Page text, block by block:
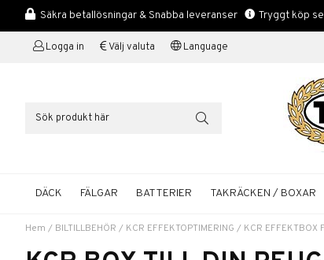
Säkra betallösningar & Snabba leveranser Tryggt köp
Logga in Välj valuta Language
DÄCK FÄLGAR BATTERIER TAKRÄCKEN / BOXAR
Hem / BILTILLBEHÖR / KCR EFFEKTOPTIMERING / KCR EFFEKTBOX